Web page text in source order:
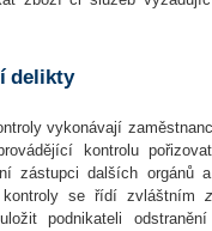
delikty
vykonávají
kontrolu
zástupci dalších orgánů
kontroly se řídí zvláštním
podnikateli